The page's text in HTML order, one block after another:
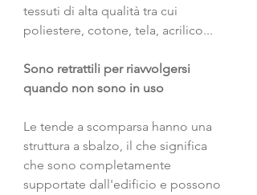
tessuti di alta qualità tra cui
poliestere, cotone, tela, acrilico...
Sono retrattili per riavvolgersi
quando non sono in uso
Le tende a scomparsa hanno una
struttura a sbalzo, il che significa
che sono completamente
supportate dall'edificio e possono